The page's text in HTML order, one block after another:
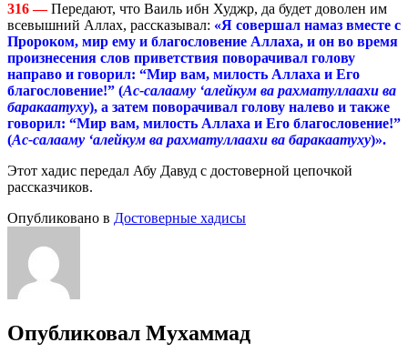
316 —Передают, что Ваиль ибн Худжр, да будет доволен им
всевышний Аллах, рассказывал: «Я совершал намаз вместе с
Пророком, мир ему и благословение Аллаха, и он во время
произнесения слов приветствия поворачивал голову
направо и говорил: “Мир вам, милость Аллаха и Его
благословение!” (Ас-салааму ‘алейкум ва рахматуллаахи ва
баракаатуху), а затем поворачивал голову налево и также
говорил: “Мир вам, милость Аллаха и Его благословение!”
(Ас-салааму ‘алейкум ва рахматуллаахи ва баракаатуху)».
Этот хадис передал Абу Давуд с достоверной цепочкой
рассказчиков.
Опубликовано в Достоверные хадисы
Опубликовал Мухаммад